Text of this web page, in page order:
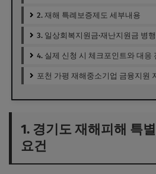
2. 재해 특례보증제도 세부내용
3. 일상회복지원금·재난지원금 병
4. 실제 신청 시 체크포인트와 대응
포천 가평 재해중소기업 금융지원
1. 경기도 재해피해 특
요건